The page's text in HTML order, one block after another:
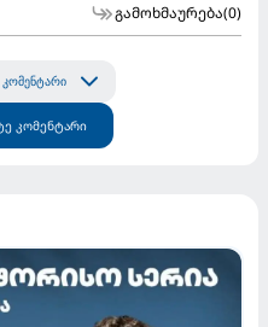
გამოხმაურება(0)
კომენტარი